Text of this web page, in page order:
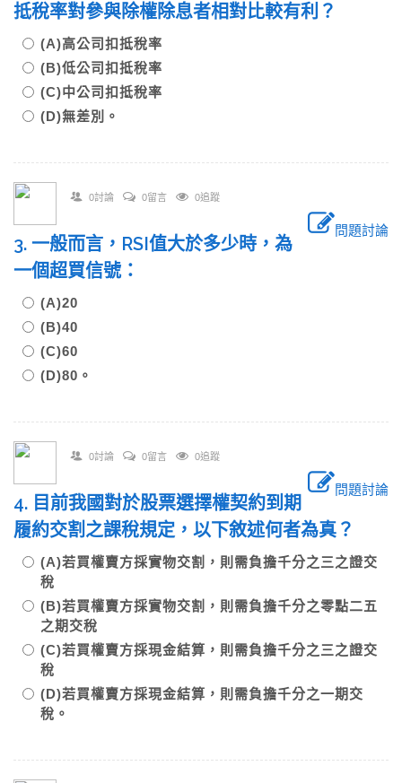
抵稅率對參與除權除息者相對比較有利？
(A)高公司扣抵稅率
(B)低公司扣抵稅率
(C)中公司扣抵稅率
(D)無差別。
0討論 0留言 0追蹤
問題討論
3. 一般而言，RSI值大於多少時，為
一個超買信號：
(A)20
(B)40
(C)60
(D)80。
0討論 0留言 0追蹤
問題討論
4. 目前我國對於股票選擇權契約到期
履約交割之課稅規定，以下敘述何者為真？
(A)若買權賣方採實物交割，則需負擔千分之三之證交
稅
(B)若買權賣方採實物交割，則需負擔千分之零點二五
之期交稅
(C)若買權賣方採現金結算，則需負擔千分之三之證交
稅
(D)若買權賣方採現金結算，則需負擔千分之一期交
稅。